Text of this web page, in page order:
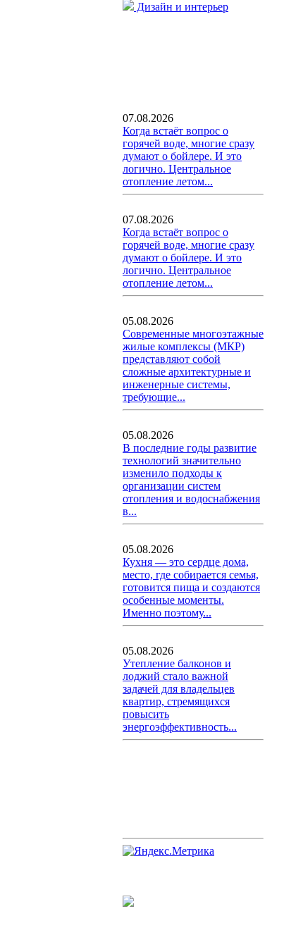
Дизайн и интерьер
07.08.2026
Когда встаёт вопрос о
горячей воде, многие сразу
думают о бойлере. И это
логично. Центральное
отопление летом...
07.08.2026
Когда встаёт вопрос о
горячей воде, многие сразу
думают о бойлере. И это
логично. Центральное
отопление летом...
05.08.2026
Современные многоэтажные
жилые комплексы (МКР)
представляют собой
сложные архитектурные и
инженерные системы,
требующие...
05.08.2026
В последние годы развитие
технологий значительно
изменило подходы к
организации систем
отопления и водоснабжения
в...
05.08.2026
Кухня — это сердце дома,
место, где собирается семья,
готовится пища и создаются
особенные моменты.
Именно поэтому...
05.08.2026
Утепление балконов и
лоджий стало важной
задачей для владельцев
квартир, стремящихся
повысить
энергоэффективность...